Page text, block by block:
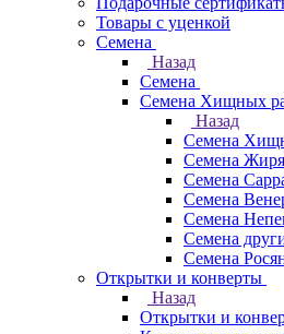
Товары с уценкой
Семена
Назад
Семена
Семена Хищных
Назад
Семена
Семена
Семена
Семена
Семена
Семена
Семена
Открытки и конверты
Назад
Открытки и